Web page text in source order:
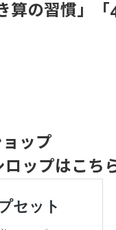
算の習慣」「
ップ
ップはこち